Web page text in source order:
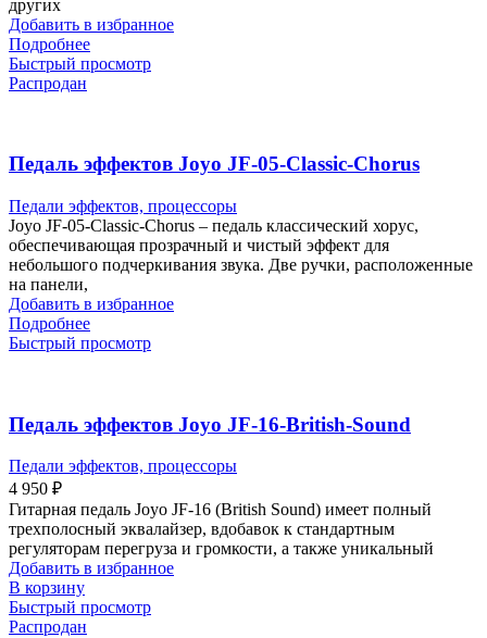
других
Добавить в избранное
Подробнее
Быстрый просмотр
Распродан
Педаль эффектов Joyo JF-05-Classic-Chorus
Педали эффектов, процессоры
Joyo JF-05-Classic-Chorus – педаль классический хорус,
обеспечивающая прозрачный и чистый эффект для
небольшого подчеркивания звука. Две ручки, расположенные
на панели,
Добавить в избранное
Подробнее
Быстрый просмотр
Педаль эффектов Joyo JF-16-British-Sound
Педали эффектов, процессоры
4 950 ₽
Гитарная педаль Joyo JF-16 (British Sound) имеет полный
трехполосный эквалайзер, вдобавок к стандартным
регуляторам перегруза и громкости, а также уникальный
Добавить в избранное
В корзину
Быстрый просмотр
Распродан